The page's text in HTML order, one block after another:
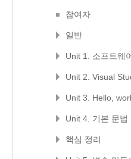
참여자
일반
Unit 1. 소프트웨
Unit 2. Visual
Unit 3. Hello,
Unit 4. 기본 문법
핵심 정리